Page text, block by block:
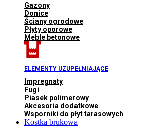
Gazony
Donice
Ściany ogrodowe
Płyty oporowe
Meble betonowe
ELEMENTY UZUPEŁNIAJĄCE
Impregnaty
Fugi
Piasek polimerowy
Akcesoria dodatkowe
Wsporniki do płyt tarasowych
Kostka brukowa